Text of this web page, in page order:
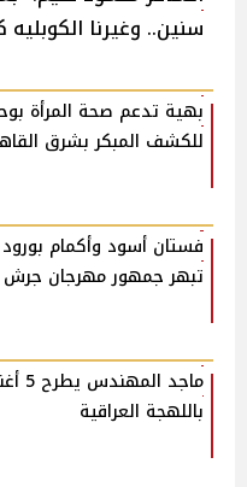
سنين.. وغيرنا الكوبليه
بهية تدعم صحة المرأة
للكشف المبكر بشرق
فستان أسود وأكمام
تبهر جمهور مهرجان جرش
ماجد
باللهجة العراقية